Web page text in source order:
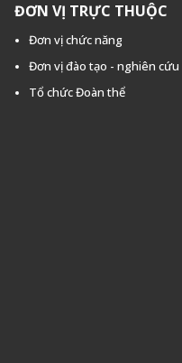
ĐƠN VỊ TRỰC THUỘC
Đơn vị chức năng
Đơn vị đào tạo - nghiên cứu
Tổ chức Đoàn thể